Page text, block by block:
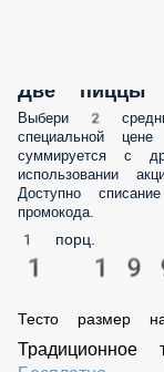
списание бонусных
1 порц.
1 199 ₽
Тесто размер на
Традиционное
Бесплатно